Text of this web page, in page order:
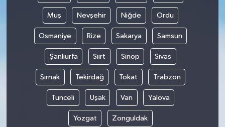
Muş Nevşehir Niğde Ordu
Osmaniye Rize Sakarya Samsun
Şanlıurfa Siirt Sinop Sivas
Şırnak Tekirdağ Tokat Trabzon
Tunceli Uşak Van Yalova
Yozgat Zonguldak